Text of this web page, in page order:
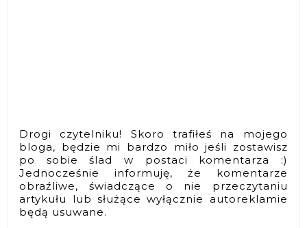
Drogi czytelniku! Skoro trafiłeś na mojego
bloga, będzie mi bardzo miło jeśli zostawisz
po sobie ślad w postaci komentarza :)
Jednocześnie informuję, że komentarze
obraźliwe, świadczące o nie przeczytaniu
artykułu lub służące wyłącznie autoreklamie
będą usuwane.